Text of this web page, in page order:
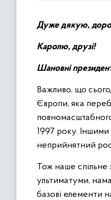
Дуже дякую,
Каролю, друзі!
Шановні
Важливо, що
Європи, яка
1997 року. Іншими
неприйнятний
Тож наше спільне
ультиматуми,
базові елементи